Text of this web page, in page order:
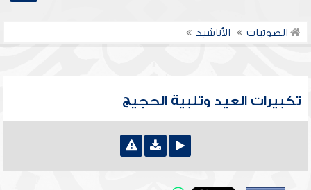
الصوتيات الأناشيد
تكبيرات العيد وتلبية الحجيج